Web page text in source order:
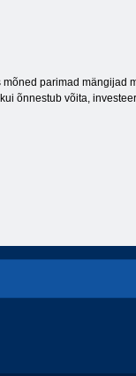
parimad mängijad
õnnestub võita,